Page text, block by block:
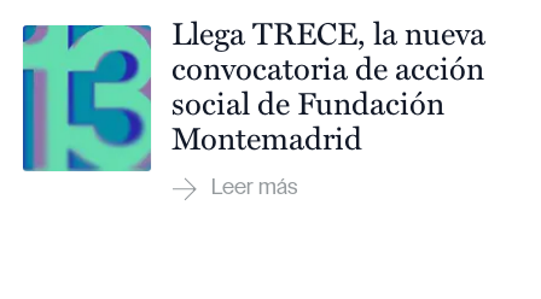
Llega TRECE, la nueva
convocatoria de acción
social de Fundación
Montemadrid